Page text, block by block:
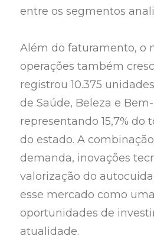
entre os segmentos
Além do faturamento, o
operações também
registrou 10.375
de Saúde, Beleza e
representando 15,7% do
do estado. A
demanda, inovações
valorização do
esse mercado como
oportunidades de
atualidade.